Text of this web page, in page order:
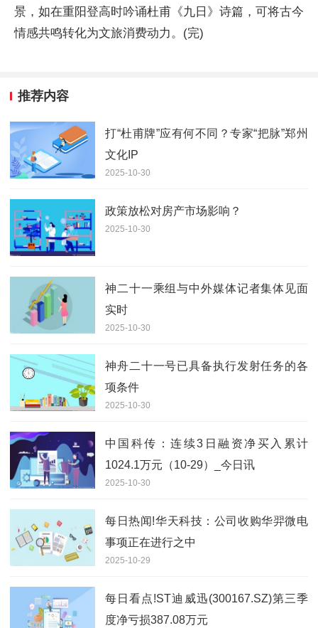
景，如在重阳登高时吟诵杜甫《九日》诗篇，可将古今
情感共鸣转化为文旅消费动力。(完)
推荐内容
打“杜甫牌”应有何不同？专家“把脉”郑州
文化IP
2025-10-30
政策放松对房产市场影响？
2025-10-30
神二十一乘组与中外媒体记者集体见面
实时
2025-10-30
神舟二十一号已具备执行发射任务的各
项条件
2025-10-30
中国科传：连续3日融资净买入累计
1024.1万元（10-29）_今日讯
2025-10-30
每日热闻!华天科技：公司收购华羿微电
事项正在进行之中
2025-10-29
每日看点!ST迪威迅(300167.SZ)第三季
度净亏损387.08万元